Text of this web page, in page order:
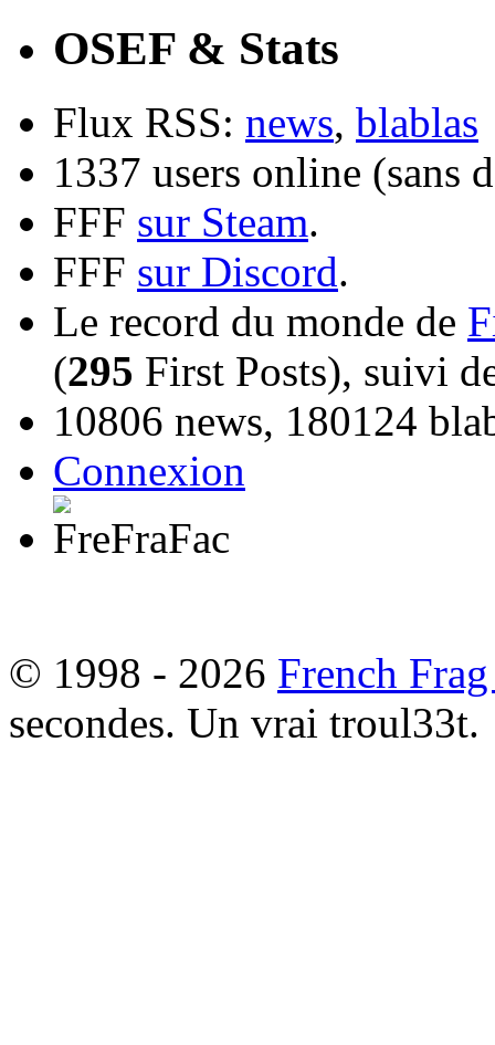
OSEF & Stats
Flux RSS: news, blablas
1337 users online (sans
FFF sur Steam.
FFF sur Discord.
Le record du monde de
(295 First Posts), suivi
10806 news, 180124
Connexion
© 1998 - 2026 French
secondes. Un vrai troul33t.